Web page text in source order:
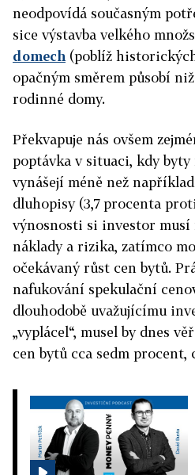
neodpovídá současným
sice výstavba velkého
domech (poblíž
opačným směrem působí
rodinné domy.
Překvapuje nás ovšem
poptávka v situaci, kdy
vynášejí méně než
dluhopisy (3,7 procenta
výnosnosti si investor musí
náklady a rizika, zatímco
očekávaný růst cen bytů.
nafukování spekulační
dlouhodobě uvažujícímu
„vyplácel“, musel by dnes
cen bytů cca sedm